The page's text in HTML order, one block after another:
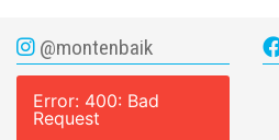
@montenbaik
Error: 400: Bad
Request